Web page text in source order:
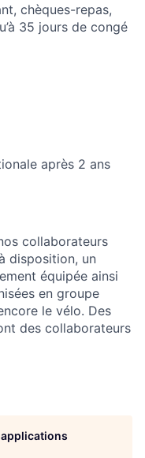
chèques-repas,
35 jours de congé
après 2 ans
collaborateurs
disposition, un
équipée ainsi
en groupe
le vélo. Des
des collaborateurs